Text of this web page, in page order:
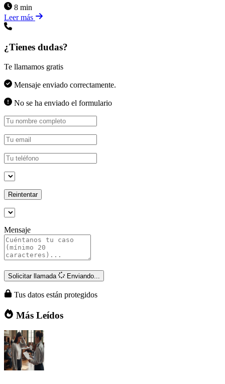
8 min
Leer más
¿Tienes dudas?
Te llamamos gratis
Mensaje enviado correctamente.
No se ha enviado el formulario
Reintentar
Mensaje
Solicitar llamada Enviando...
Tus datos están protegidos
Más Leídos